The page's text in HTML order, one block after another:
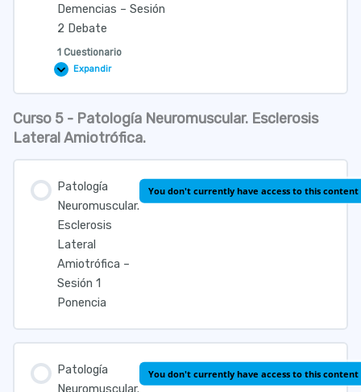
Demencias – Sesión
2 Debate
1 Cuestionario
Expandir
Patología
Movimiento.
Neurodegenerativas.
Demencias
–
Lección Contenido
Cuestionario Patología del Movimiento. Enf.
Neurodegenerativas. Demencias.
Curso 5 - Patología Neuromuscular. Esclerosis
Lateral Amiotrófica.
Patología
Neuromuscular.
Esclerosis
Lateral
Amiotrófica –
Sesión 1
Ponencia
You don't currently have access to this content
Patología
Neuromuscular.
You don't currently have access to this content